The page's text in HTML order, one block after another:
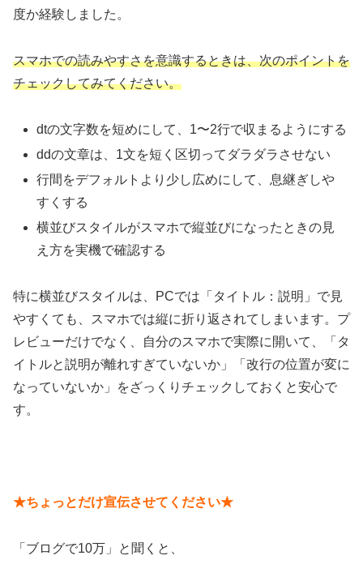
度か経験しました。
スマホでの読みやすさを意識するときは、次のポイントを
チェックしてみてください。
dtの文字数を短めにして、1〜2行で収まるようにする
ddの文章は、1文を短く区切ってダラダラさせない
行間をデフォルトより少し広めにして、息継ぎしや
すくする
横並びスタイルがスマホで縦並びになったときの見
え方を実機で確認する
特に横並びスタイルは、PCでは「タイトル：説明」で見
やすくても、スマホでは縦に折り返されてしまいます。プ
レビューだけでなく、自分のスマホで実際に開いて、「タ
イトルと説明が離れすぎていないか」「改行の位置が変に
なっていないか」をざっくりチェックしておくと安心で
す。
★ちょっとだけ宣伝させてください★
「ブログで10万」と聞くと、